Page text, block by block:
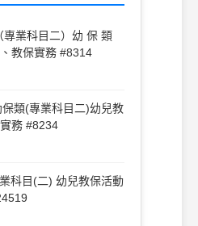
業科目二）幼 保 類
教保實務 #8314
類(專業科目二)幼兒教
務 #8234
幼兒教保活動